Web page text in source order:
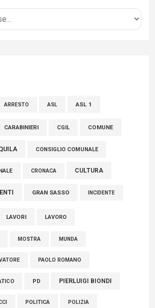
(FdI): "Un minuto di raccoglimento in
molti abruzzesi"
ARRESTO ASL ASL 1
CARABINIERI CGIL COMUNE
CONSIGLIO COMUNALE
CRONACA CULTURA
GRAN SASSO INCIDENTE
LAVORI LAVORO
MOSTRA MUNDA
PAOLO ROMANO
PD PIERLUIGI BIONDI
POLITICA POLIZIA